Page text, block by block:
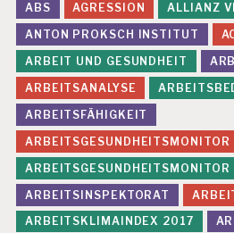
ABS
AGRESSION
ALLIANZ
ANTON PROKSCH INSTITUT
ARBEIT UND GESUNDHEIT
ARBEITSANALYSE
ARBEITSFÄHIGKEIT
ARBEITSGESUNDHEITSMONITOR
ARBEITSINSPEKTORAT
ARBEITSKLIMAINDEX 2017